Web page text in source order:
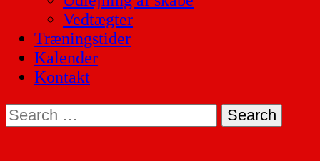
Vedtægter
Træningstider
Kalender
Kontakt
Search
for: